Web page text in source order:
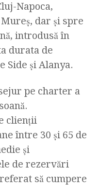
Napoca,
dar și spre
introdusă în
durata de
și Alanya.
pe charter a
clienții
între 30 și 65 de
și
de rezervări
să cumpere